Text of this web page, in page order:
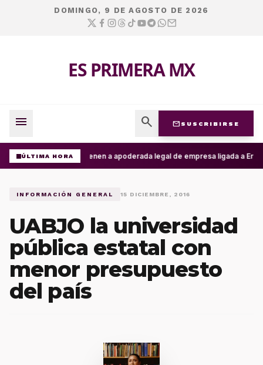
DOMINGO, 9 DE AGOSTO DE 2026
ES PRIMERA MX
menu search mail SUSCRIBIRSE
ÚLTIMA HORADetienen a apoderada legal de empresa ligada a
INFORMACIÓN GENERAL 15 DICIEMBRE, 2016
UABJO la universidad
pública estatal con
menor presupuesto
del país